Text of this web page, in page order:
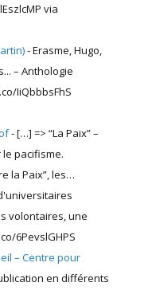
via
- Erasme, Hugo,
– Anthologie
IiQbbbsFhS
- […] => “La Paix” –
pacifisme.
la Paix”, les…
volontaires, une
6PevslGHPS
– Centre pour
en différents